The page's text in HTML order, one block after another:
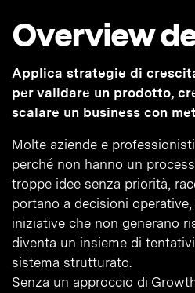
Overview
Applica strategie di
per validare un prodotto,
scalare un business con
Molte aziende e
perché non hanno un
troppe idee senza priorità,
portano a decisioni
iniziative che non generano
diventa un insieme di
sistema strutturato.
Senza un approccio di